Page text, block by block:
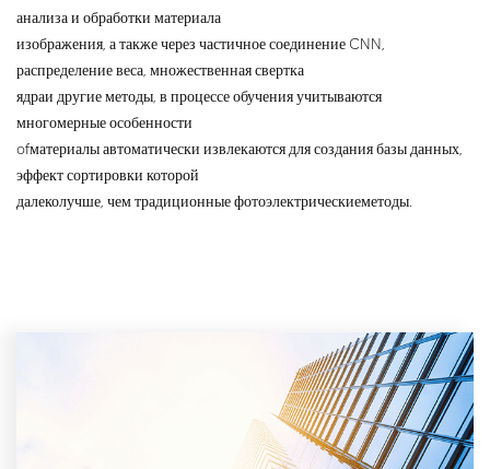
анализа и обработки материала
изображения, а также через частичное соединение CNN,
распределение веса, множественная свертка
ядраи другие методы, в процессе обучения учитываются
многомерные особенности
ofматериалы автоматически извлекаются для создания базы данных,
эффект сортировки которой
далеколучше, чем традиционные фотоэлектрическиеметоды.